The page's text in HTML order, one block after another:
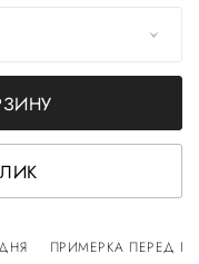
ПРИМЕРКА ПЕРЕД